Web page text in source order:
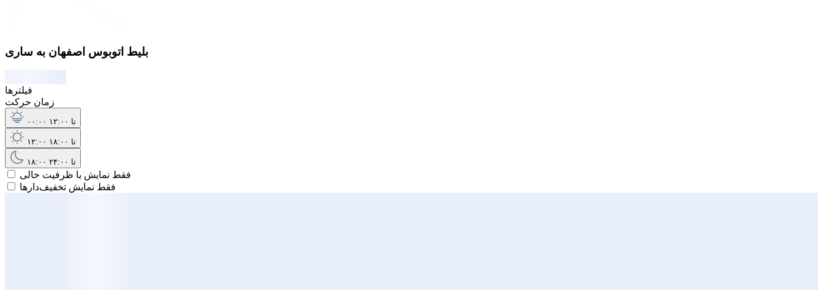
بلیط اتوبوس اصفهان به ساری
فیلترها
زمان حرکت
۰۰:۰۰ تا ۱۲:۰۰
۱۲:۰۰ تا ۱۸:۰۰
۱۸:۰۰ تا ۲۴:۰۰
فقط نمایش با ظرفیت خالی
فقط نمایش تخفیف‌دارها